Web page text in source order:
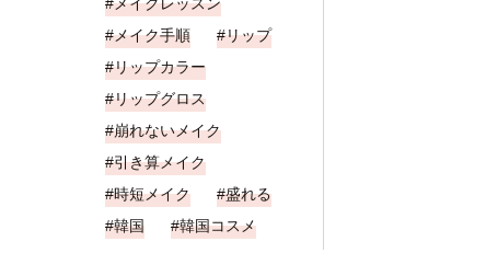
メイク手順
リップ
リップカラー
リップグロス
崩れないメイク
引き算メイク
時短メイク
盛れる
韓国
韓国コスメ